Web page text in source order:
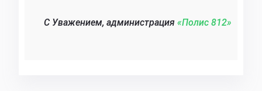
C Уважением, администрация «Полис 812»‎